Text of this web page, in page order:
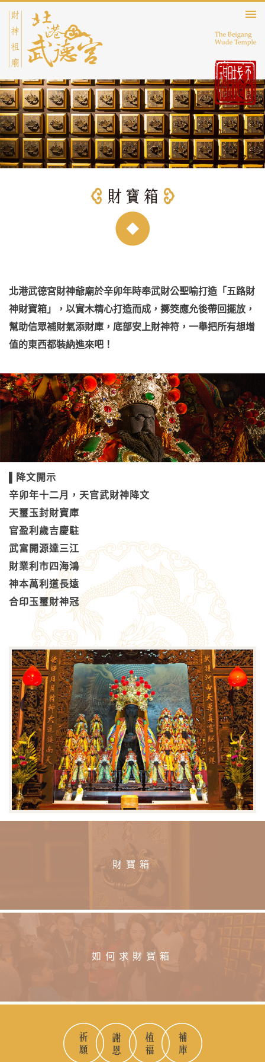
北港武德宮財神爺廟於辛卯年時奉武財公聖喻打造「五路財
神財寶箱」，以實木精心打造而成，擲筊應允後帶回擺放，
幫助信眾補財氣添財庫，底部安上財神符，一舉把所有想增
值的東西都裝納進來吧！
▌降文開示
辛卯年十二月，天官武財神降文
天璽玉封財寶庫
官盈利歲吉慶駐
武富開源達三江
財業利市四海鴻
神本萬利道長遠
合印玉璽財神冠
財寶箱
如何求財寶箱